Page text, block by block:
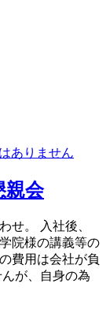
ありません
親会
せ。 入社後、
院様の講義等の
費用は会社が負
が、自身の為